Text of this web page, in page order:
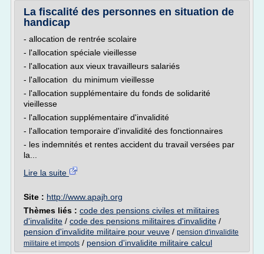
La fiscalité des personnes en situation de
handicap
- allocation de rentrée scolaire
- l'allocation spéciale vieillesse
- l'allocation aux vieux travailleurs salariés
- l'allocation du minimum vieillesse
- l'allocation supplémentaire du fonds de solidarité
vieillesse
- l'allocation supplémentaire d'invalidité
- l'allocation temporaire d'invalidité des fonctionnaires
- les indemnités et rentes accident du travail versées par
la...
Lire la suite
Site : http://www.apajh.org
Thèmes liés : code des pensions civiles et militaires
d'invalidite / code des pensions militaires d'invalidite /
pension d'invalidite militaire pour veuve / pension d'invalidite
militaire et impots / pension d'invalidite militaire calcul